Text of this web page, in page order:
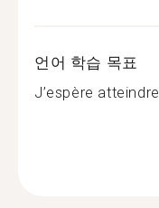
언어 학습 목표
J’espère